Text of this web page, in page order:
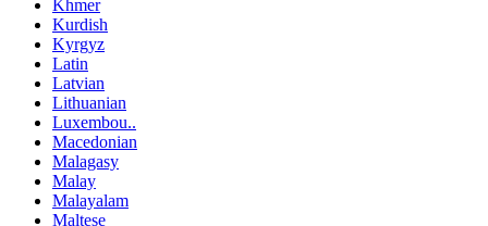
Khmer
Kurdish
Kyrgyz
Latin
Latvian
Lithuanian
Luxembou..
Macedonian
Malagasy
Malay
Malayalam
Maltese